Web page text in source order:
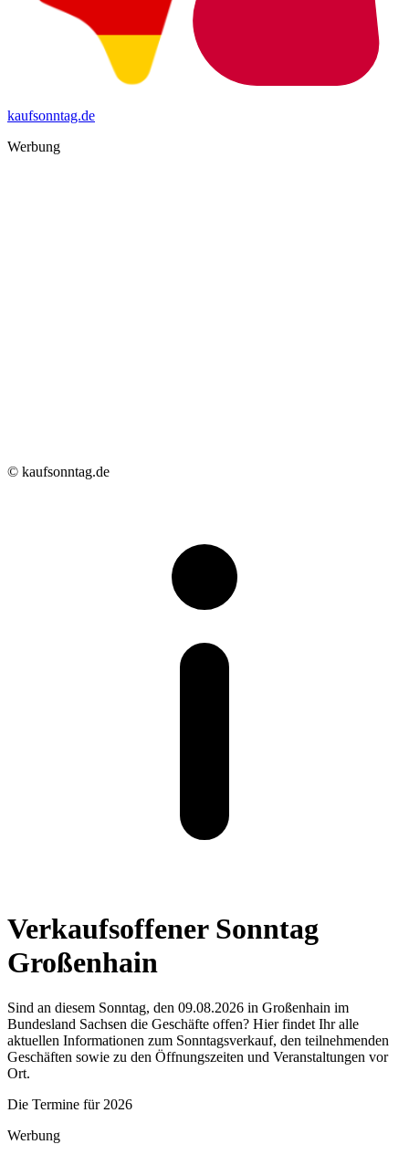
kaufsonntag.de
Werbung
© kaufsonntag.de
Verkaufsoffener Sonntag
Großenhain
Sind an diesem Sonntag, den 09.08.2026 in Großenhain im
Bundesland Sachsen die Geschäfte offen? Hier findet Ihr alle
aktuellen Informationen zum Sonntagsverkauf, den teilnehmenden
Geschäften sowie zu den Öffnungszeiten und Veranstaltungen vor
Ort.
Die Termine für 2026
Werbung